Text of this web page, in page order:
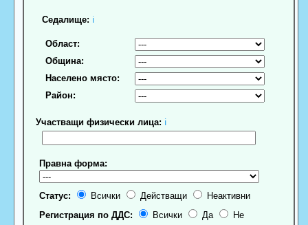
Седалище: ℹ
Област:
Община:
Населено място:
Район:
Участващи физически лица: ℹ
Правна форма:
Статус: Всички Действащи
Неактивни
Регистрация по ДДС:
Всички Да Не